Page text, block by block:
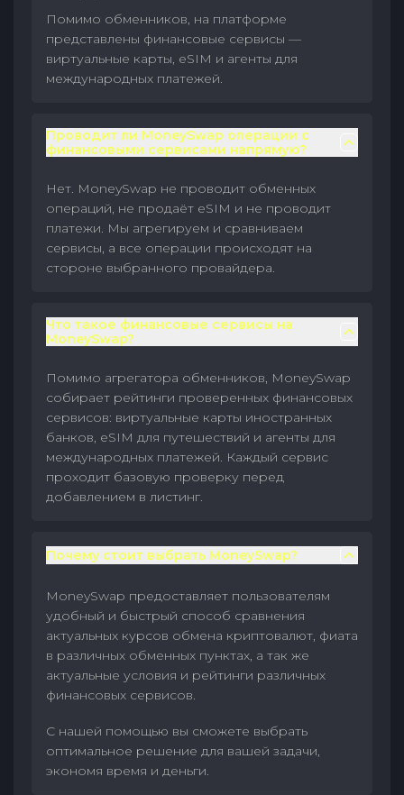
Помимо обменников, на платформе
представлены финансовые сервисы —
виртуальные карты, eSIM и агенты для
международных платежей.
Проводит ли MoneySwap операции с
финансовыми сервисами напрямую?
Нет. MoneySwap не проводит обменных
операций, не продаёт eSIM и не проводит
платежи. Мы агрегируем и сравниваем
сервисы, а все операции происходят на
стороне выбранного провайдера.
Что такое финансовые сервисы на
MoneySwap?
Помимо агрегатора обменников, MoneySwap
собирает рейтинги проверенных финансовых
сервисов: виртуальные карты иностранных
банков, eSIM для путешествий и агенты для
международных платежей. Каждый сервис
проходит базовую проверку перед
добавлением в листинг.
Почему стоит выбрать MoneySwap?
MoneySwap предоставляет пользователям
удобный и быстрый способ сравнения
актуальных курсов обмена криптовалют, фиата
в различных обменных пунктах, а так же
актуальные условия и рейтинги различных
финансовых сервисов.
С нашей помощью вы сможете выбрать
оптимальное решение для вашей задачи,
экономя время и деньги.